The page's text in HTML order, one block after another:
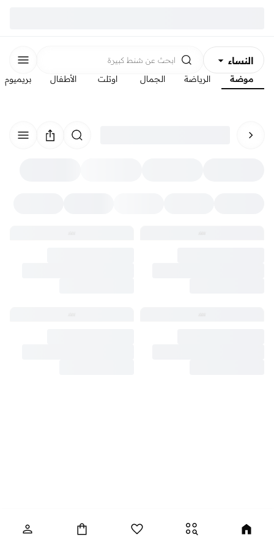
النساء
الرجال
ابحث عن شنط كبيرة
موضة الرياضة الجمال اوتلت الأطفال بريميوم